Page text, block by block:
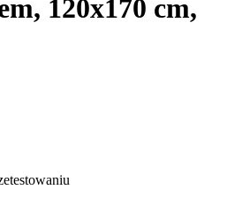
120x170 cm,